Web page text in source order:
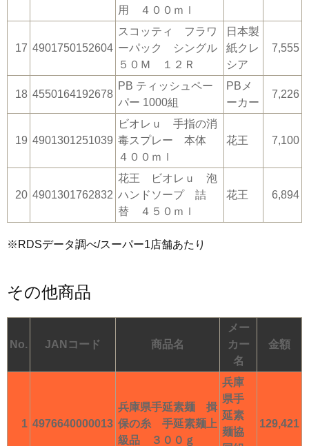
用 ４００ｍｌ
17 4901750152604
スコッティ フラワ
ーパック シングル
５０Ｍ １２Ｒ
日本製
紙クレ
シア
7,555
18 4550164192678
PB ティッシュペー
パー 1000組
PBメ
ーカー
7,226
19 4901301251039
ビオレｕ 手指の消
毒スプレー 本体
４００ｍｌ
花王 7,100
20 4901301762832
花王 ビオレｕ 泡
ハンドソープ 詰
替 ４５０ｍｌ
花王 6,894
※RDSデータ調べ/スーパー1店舗あたり
その他商品
No. JANコード 商品名
メー
カー
名
金額
1 4976640000013
兵庫県手延素麺 揖
保の糸 手延素麺上
級品 ３００ｇ
兵庫
県手
延素
麺協
129,421